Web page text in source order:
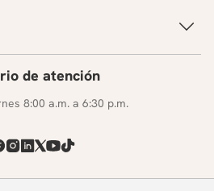
de atención
8:00 a.m. a 6:30 p.m.